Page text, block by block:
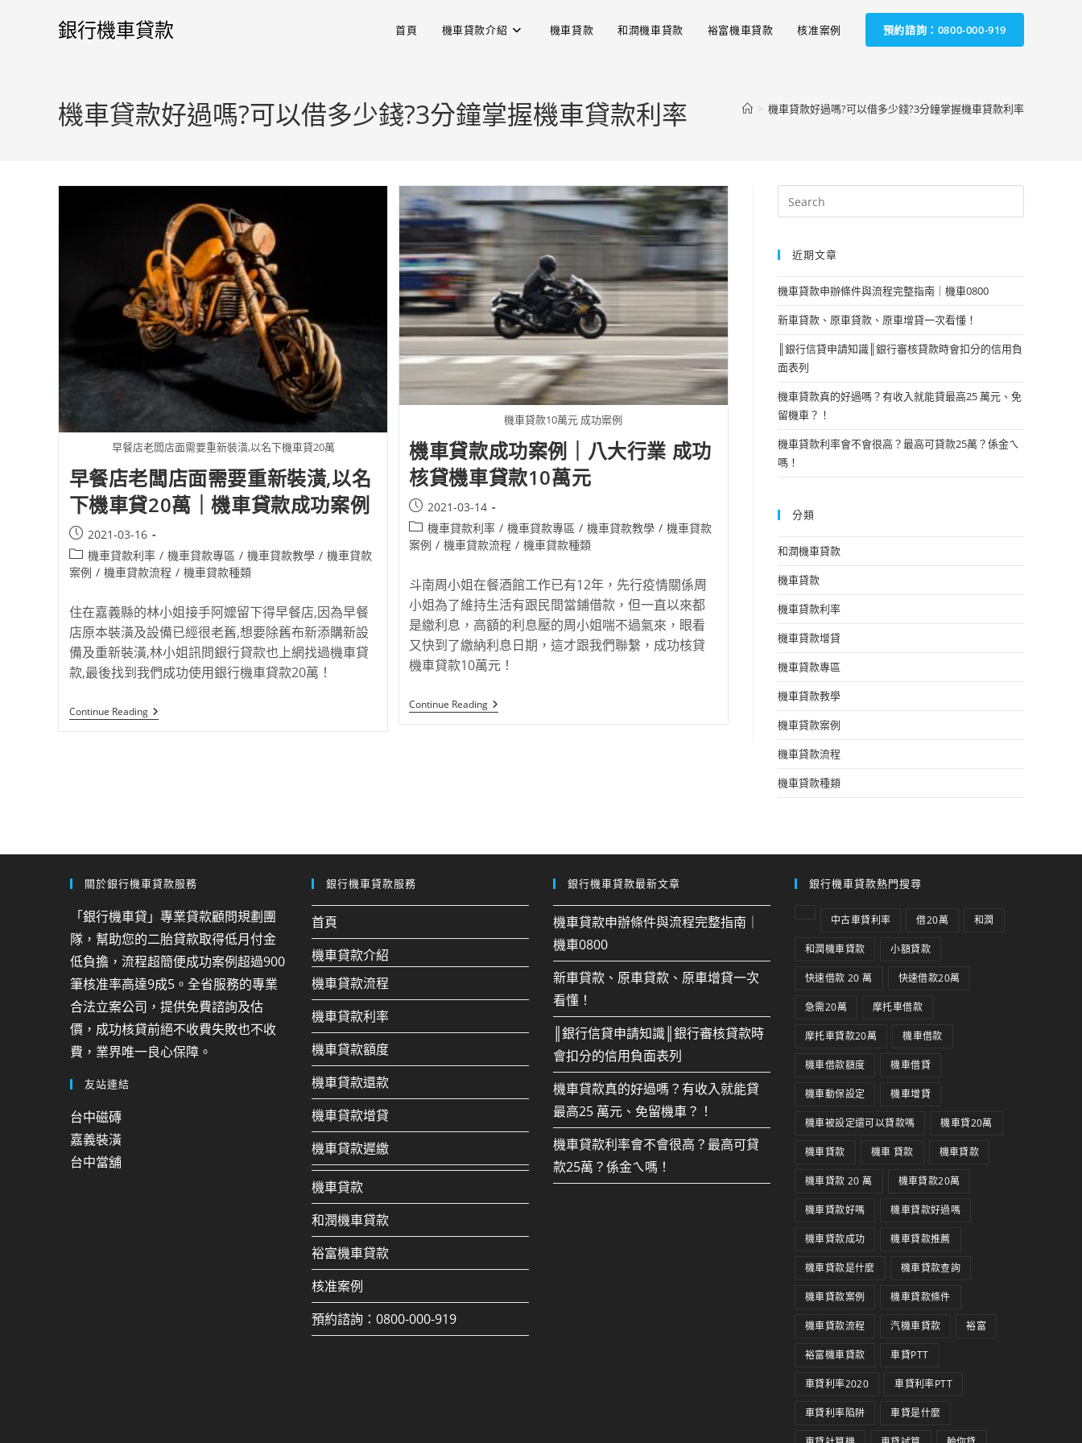
銀行機車貸款 首頁 機車貸款介紹 機車貸款 和潤機車貸款 裕富機車貸款 核准案例 預約諮詢：0800-000-919
機車貸款好過嗎?可以借多少錢?3分鐘掌握機車貸款利率 > 機車貸款好過嗎?可以借多少錢?3分鐘掌握機車貸款利率
早餐店老闆店面需要重新裝潢,以名下機車貸20萬
早餐店老闆店面需要重新裝潢,以名
下機車貸20萬｜機車貸款成功案例
2021-03-16
機車貸款利率 / 機車貸款專區 / 機車貸款教學 / 機車貸款
案例 / 機車貸款流程 / 機車貸款種類
住在嘉義縣的林小姐接手阿嬤留下得早餐店,因為早餐
店原本裝潢及設備已經很老舊,想要除舊布新添購新設
備及重新裝潢,林小姐訊問銀行貸款也上網找過機車貸
款,最後找到我們成功使用銀行機車貸款20萬！
Continue Reading
機車貸款10萬元 成功案例
機車貸款成功案例｜八大行業 成功
核貸機車貸款10萬元
2021-03-14
機車貸款利率 / 機車貸款專區 / 機車貸款教學 / 機車貸款
案例 / 機車貸款流程 / 機車貸款種類
斗南周小姐在餐酒館工作已有12年，先行疫情關係周
小姐為了維持生活有跟民間當鋪借款，但一直以來都
是繳利息，高額的利息壓的周小姐喘不過氣來，眼看
又快到了繳納利息日期，這才跟我們聯繫，成功核貸
機車貸款10萬元！
Continue Reading
近期文章
機車貸款申辦條件與流程完整指南｜機車0800
新車貸款、原車貸款、原車增貸一次看懂！
║銀行信貸申請知識║銀行審核貸款時會扣分的信用負
面表列
機車貸款真的好過嗎？有收入就能貸最高25 萬元、免
留機車？！
機車貸款利率會不會很高？最高可貸款25萬？係金ㄟ
嗎！
分類
和潤機車貸款
機車貸款
機車貸款利率
機車貸款增貸
機車貸款專區
機車貸款教學
機車貸款案例
機車貸款流程
機車貸款種類
關於銀行機車貸款服務
「銀行機車貸」專業貸款顧問規劃團
隊，幫助您的二胎貸款取得低月付金
低負擔，流程超簡便成功案例超過900
筆核准率高達9成5。全省服務的專業
合法立案公司，提供免費諮詢及估
價，成功核貸前絕不收費失敗也不收
費，業界唯一良心保障。
友站連結
台中磁磚
嘉義裝潢
台中當舖
銀行機車貸款服務
首頁
機車貸款介紹
機車貸款流程
機車貸款利率
機車貸款額度
機車貸款還款
機車貸款增貸
機車貸款遲繳
機車貸款
和潤機車貸款
裕富機車貸款
核准案例
預約諮詢：0800-000-919
銀行機車貸款最新文章
機車貸款申辦條件與流程完整指南｜
機車0800
新車貸款、原車貸款、原車增貸一次
看懂！
║銀行信貸申請知識║銀行審核貸款時
會扣分的信用負面表列
機車貸款真的好過嗎？有收入就能貸
最高25 萬元、免留機車？！
機車貸款利率會不會很高？最高可貸
款25萬？係金ㄟ嗎！
銀行機車貸款熱門搜尋
中古車貸利率 借20萬 和潤
和潤機車貸款 小額貸款
快速借款 20 萬 快速借款20萬
急需20萬 摩托車借款
摩托車貸款20萬 機車借款
機車借款額度 機車借貸
機車動保設定 機車增貸
機車被設定還可以貸款嗎 機車貸20萬
機車貸款 機車 貸款 機車貸款
機車貸款 20 萬 機車貸款20萬
機車貸款好嗎 機車貸款好過嗎
機車貸款成功 機車貸款推薦
機車貸款是什麼 機車貸款查詢
機車貸款案例 機車貸款條件
機車貸款流程 汽機車貸款 裕富
裕富機車貸款 車貸PTT
車貸利率2020 車貸利率PTT
車貸利率陷阱 車貸是什麼